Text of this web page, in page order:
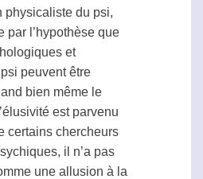
physicaliste du psi,
par l’hypothèse que
et
peuvent être
bien même le
est parvenu
certains chercheurs
il n’a pas
une allusion à la